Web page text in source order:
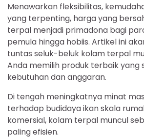
Menawarkan fleksibilitas,
yang terpenting, harga yang
terpal menjadi primadona bagi
pemula hingga hobiis. Artikel ini
tuntas seluk-beluk kolam terpal
Anda memilih produk terbaik yang
kebutuhan dan anggaran.
Di tengah meningkatnya minat
terhadap budidaya ikan skala
komersial, kolam terpal muncul
paling efisien.